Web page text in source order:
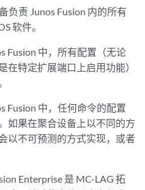
负责 Junos Fusion 内的所有
软件。
Fusion 中，所有配置（无论
在特定扩展端口上启用功能）
Fusion 中，任何命令的配置
如果在聚合设备上以不同的方
以不可预测的方式实现，或者
Enterprise 是 MC-LAG 拓